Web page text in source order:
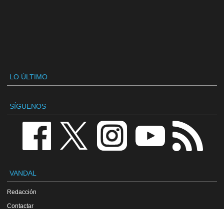
LO ÚLTIMO
SÍGUENOS
VANDAL
Redacción
Contactar